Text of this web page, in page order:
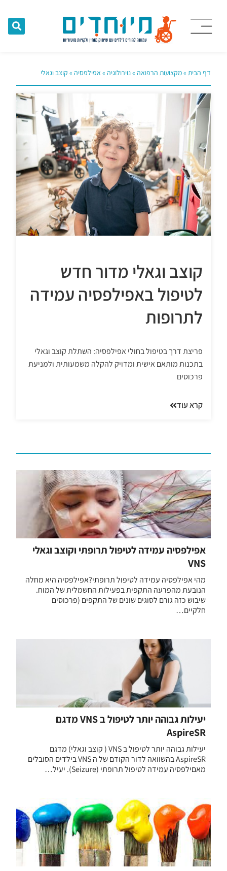
דף הבית »מקצועות הרפואה »נוירולוגיה » אפילפסיה » קוצב וגאלי
קוצב וגאלי מדור חדש
לטיפול באפילפסיה עמידה
לתרופות
פריצת דרך בטיפול בחולי אפילפסיה: השתלת קוצב וגאלי
בתכנות מותאם אישית ומדויק להקלה משמעותית ולמניעת
פרכוסים
קרא עוד
אפילפסיה עמידה לטיפול תרופתי וקוצב וגאלי
VNS
מהי אפילפסיה עמידה לטיפול תרופתי?אפילפסיה היא מחלה
הנובעת מהפרעה התקפית בפעילות החשמלית של המוח.
שיבוש כזה גורם לסוגים שונים של התקפים (פרכוסים
חלקיים…
יעילות גבוהה יותר לטיפול ב VNS מדגם
AspireSR
יעילות גבוהה יותר לטיפול ב VNS ( קוצב וגאלי) מדגם
AspireSR בהשוואה לדור הקודם של ה VNS בילדים הסובלים
מאםילפסיה עמידה לטיפול תרופתי (Seizure). יעיל…